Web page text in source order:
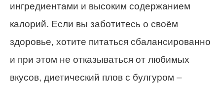
ингредиентами и высоким содержанием
калорий. Если вы заботитесь о своём
здоровье, хотите питаться сбалансированно
и при этом не отказываться от любимых
вкусов, диетический плов с булгуром –